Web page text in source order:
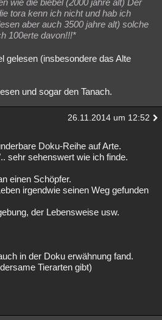
wie die biebel (2000 jahre alt) Der
tora kenn ich nicht und hab ich
aber auch 3500 jahre alt) solche
100erte davon!!!*
gelesen (insbesondere das Alte
und sogar den Tanach.
26.11.2014 um 12:52
Doku-Reihe auf Arte.
sehr sehenswert wie ich finde.
einen Schöpfer.
irgendwie seinen Weg gefunden
der Lebensweise usw.
in der Doku erwähnung fand.
Tierarten gibt)